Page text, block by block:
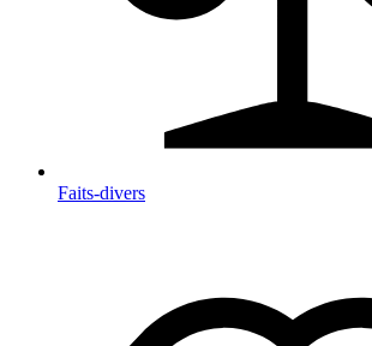
Faits-divers